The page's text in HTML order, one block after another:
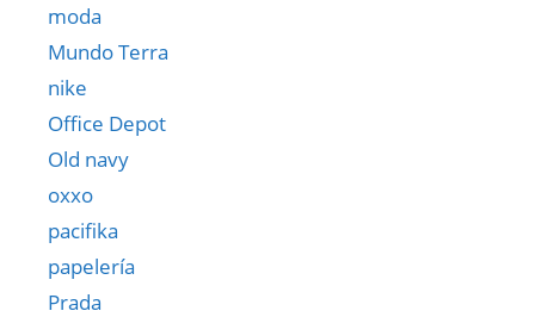
moda
Mundo Terra
nike
Office Depot
Old navy
oxxo
pacifika
papelería
Prada